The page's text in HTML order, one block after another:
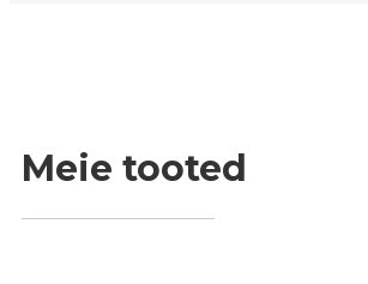
Meie tooted